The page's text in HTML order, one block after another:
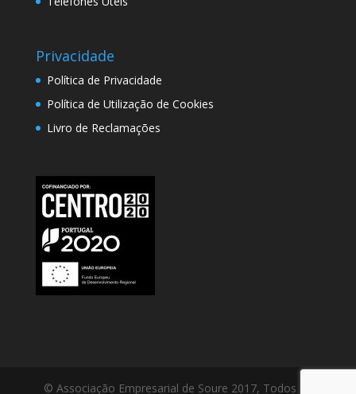
Privacidade
Política de Privacidade
Política de Utilização de Cookies
Livro de Reclamações
© Associação Empresarial de Soure 2017, Todos os